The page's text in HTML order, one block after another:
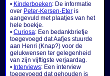
• Kinderboeken: De informatie
over Peter-Kersen-Eter is
aangevuld met plaatjes van het
hele boekje.
• Curiosa: Een bedankbriefje
toegevoegd dat Aafjes stuurde
aan Henri (Knap?) voor de
gelukwensen ter gelegenheid
van zijn vijftigste verjaardag.
• Interviews: Een interview
toegevoegd dat gehouden is